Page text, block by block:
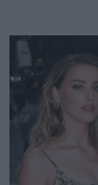
Μαλλιά - Νύχια
Beauty News
Well being
Ψυχολογία
Υγεία + Διατροφή
Σχέσεις & Σεξ